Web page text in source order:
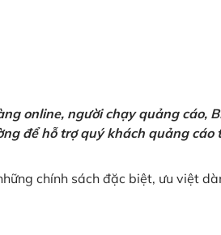
online, người chạy quảng cáo,
để hỗ trợ quý khách quảng cáo
chính sách đặc biệt, ưu việt